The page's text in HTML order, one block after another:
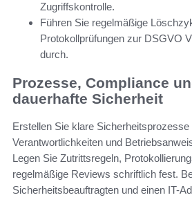
Zugriffskontrolle.
Führen Sie regelmäßige
Protokollprüfungen zur DSGVO
durch.
Prozesse, Compliance
dauerhafte Sicherheit
Erstellen Sie klare
Verantwortlichkeiten und
Legen Sie Zutrittsregeln,
regelmäßige Reviews schriftlich fest.
Sicherheitsbeauftragten und einen IT-